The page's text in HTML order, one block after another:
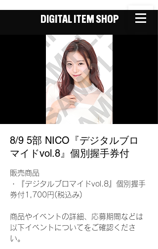
DIGITAL ITEM SHOP
8/9 5部 NICO『デジタルブロ
マイドvol.8』個別握手券付
販売商品
・『デジタルブロマイドvol.8』個別握手
券付1,700円(税込み)
商品やイベントの詳細、応募期間などは
以下イベントについてをご確認くださ
い。